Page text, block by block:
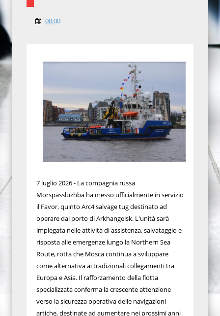
00:00
7 luglio 2026 - La compagnia russa
Morspassluzhba ha messo ufficialmente in servizio
il Favor, quinto Arc4 salvage tug destinato ad
operare dal porto di Arkhangelsk. L'unità sarà
impiegata nelle attività di assistenza, salvataggio e
risposta alle emergenze lungo la Northern Sea
Route, rotta che Mosca continua a sviluppare
come alternativa ai tradizionali collegamenti tra
Europa e Asia. Il rafforzamento della flotta
specializzata conferma la crescente attenzione
verso la sicurezza operativa delle navigazioni
artiche, destinate ad aumentare nei prossimi anni